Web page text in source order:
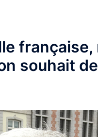
souhait